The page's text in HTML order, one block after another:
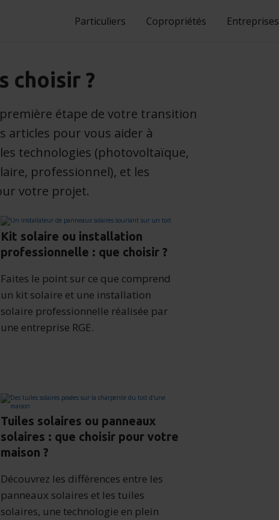
Particuliers Copropriétés Entreprises
choisir ?
étape de votre transition
articles pour vous aider à
technologies (photovoltaïque,
professionnel), et les
votre projet.
Kit solaire ou installation
professionnelle : que choisir ?
Faites le point sur ce que comprend
un kit solaire et une installation
solaire professionnelle réalisée par
une entreprise RGE.
Tuiles solaires ou panneaux
solaires : que choisir pour votre
maison ?
Découvrez les différences entre les
panneaux solaires et les tuiles
solaires, une technologie en plein